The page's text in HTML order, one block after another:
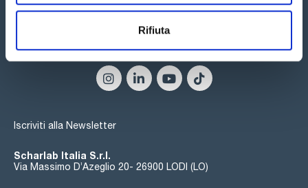
Rifiuta
- Due opzioni di temperatura del condensatore: -55 e -85 °C.
Seguici:
Iscriviti alla Newsletter
Scharlab Italia S.r.l.
Via Massimo D’Azeglio 20- 26900 LODI (LO)